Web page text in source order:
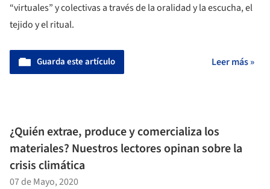
“virtuales” y colectivas a través de la oralidad y la escucha, el
tejido y el ritual.
Guarda este artículo Leer más »
¿Quién extrae, produce y comercializa los
materiales? Nuestros lectores opinan sobre la
crisis climática
07 de Mayo, 2020